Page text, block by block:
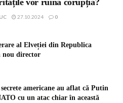
vor ruina corupția?
27.10.2024 0
al Elveției din Republica
nou director
americane au aflat că Putin
cu un atac chiar în această